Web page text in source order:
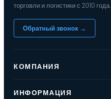
торговли и логистики с 2010 года.
Обратный звонок →
КОМПАНИЯ
Реквизиты
ИНФОРМАЦИЯ